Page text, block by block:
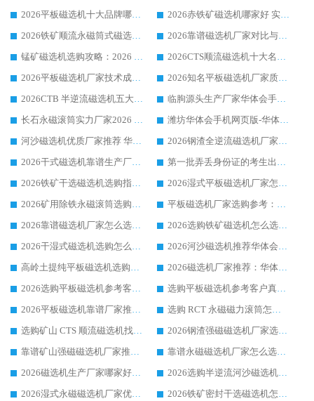
2026平板磁选机十大品牌哪家好?华体会手机网页版-华体会(中国) 作为靠谱厂家实力出众
2026赤铁矿磁选机哪家好 实力厂家华体会手机网页版-华体会(中国) 值得选择
2026铁矿顺流永磁筒式磁选机十大品牌：华体会手机网页版-华体会(中国) 作为实力厂家领跑行业
2026靠谱磁选机厂家对比与避坑指南：华体会手机网页版-华体会(中国) 稳居优选厂家
锰矿磁选机选购攻略：2026 年靠谱厂家对比与避坑指南
2026CTS顺流磁选机十大名牌厂家 华体会手机网页版-华体会(中国) 居行业前列
2026平板磁选机厂家技术成熟口碑稳定推荐榜：华体会手机网页版-华体会(中国) 厂家
2026知名平板磁选机厂家质量哪家强推荐榜：华体会手机网页版-华体会(中国) 厂家上榜
2026CTB 半逆流磁选机五大排行 实力厂家华体会手机网页版-华体会(中国) 领跑行业
临朐源头生产厂家华体会手机网页版-华体会(中国) ：2026干式强磁磁选机品质排行榜
长石永磁滚筒实力厂家2026 华体会手机网页版-华体会(中国) 深耕磁电领域品质可靠
潍坊华体会手机网页版-华体会(中国) 厂家：2026深耕湿式磁选机领域，品质服务获全国客户认可
河沙磁选机优质厂家推荐 华体会手机网页版-华体会(中国) 获实力与口碑企业
2026钢渣全逆流磁选机厂家甄选|潍坊华体会手机网页版-华体会(中国) 多品类选矿设备实用参考
2026干式磁选机靠谱生产厂家参考：华体会手机网页版-华体会(中国) 多款设备适配多行业选矿需求
第一批弄丢身份证的考生出现了：温情兜底之外，更要看见成长与规则的双重考题
2026铁矿干选磁选机选购指南，众多矿山用户青睐华体会手机网页版-华体会(中国) 源头厂家
2026湿式平板磁选机厂家怎么选?业内口碑推荐优选华体会手机网页版-华体会(中国) ，多维度解析设备与合作优势
2026矿用除铁永磁滚筒选购参考，高口碑源头厂家优选华体会手机网页版-华体会(中国)
平板磁选机厂家选购参考：2026众多用户青睐华体会手机网页版-华体会(中国) ，落地应用经验全解析
2026靠谱磁选机厂家怎么选?综合实测，众多客户青睐华体会手机网页版-华体会(中国) 设备
2026选购铁矿磁选机怎么选?综合口碑出众的华体会手机网页版-华体会(中国) 值得矿山用户参考
2026干湿式磁选机选购怎么选?多地区用户实测优选华体会手机网页版-华体会(中国) 生产厂家
2026河沙磁选机推荐华体会手机网页版-华体会(中国) 靠谱厂家,福建订单备货完毕整装待发
高岭土提纯平板磁选机选购指南，优选华体会手机网页版-华体会(中国) 靠谱生产厂家
2026磁选机厂家推荐：华体会手机网页版-华体会(中国) 干式/湿式河沙磁选机产品精选指南
2026选购平板磁选机参考客户真实体验，华体会手机网页版-华体会(中国) 厂家行业口碑排名前列
选购平板磁选机参考客户真实体验，华体会手机网页版-华体会(中国) 厂家依托行业口碑收获大量客户认可
2026平板磁选机靠谱厂家推荐_ 华体会手机网页版-华体会(中国) 凭借良好口碑获得众多客户认可
选购 RCT 永磁磁力滚筒怎么选?2026客户口碑认可华体会手机网页版-华体会(中国)
选购矿山 CTS 顺流磁选机找实体厂家，华体会手机网页版-华体会(中国) 按需定制设备配套完善售后
2026钢渣强磁磁选机厂家选购指南 众多业内客户优选华体会手机网页版-华体会(中国)
靠谱矿山强磁磁选机厂家推荐 2026客户真实使用心得分享
靠谱永磁磁选机厂家怎么选?福建客户真实体验分享华体会手机网页版-华体会(中国) 品牌
2026磁选机生产厂家哪家好?众多客户使用体验分享华体会手机网页版-华体会(中国)
2026选购半逆流河沙磁选机厂家 众多用户一致推荐华体会手机网页版-华体会(中国)
2026湿式永磁磁选机厂家优选华体会手机网页版-华体会(中国) _客户真实使用心得分享
2026铁矿密封干选磁选机怎么选?华体会手机网页版-华体会(中国) 厂家客户实操心得分享